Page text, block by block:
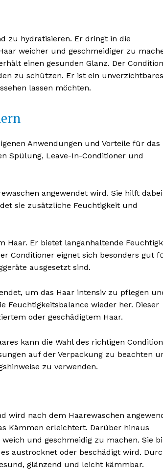
zu hydratisieren. Er dringt in die
weicher und geschmeidiger zu
einen gesunden Glanz. Der
zu schützen. Er ist ein unverzichtbares
lassen möchten.
Anwendungen und Vorteile für das
Spülung, Leave-In-Conditioner und
angewendet wird. Sie hilft
sie zusätzliche Feuchtigkeit und
Haar. Er bietet langanhaltende
Conditioner eignet sich besonders gut
ausgesetzt sind.
um das Haar intensiv zu pflegen
wieder her. Dieser
oder geschädigtem Haar.
kann die Wahl des richtigen
auf der Verpackung zu beachten
zu verwenden.
wird nach dem Haarewaschen
Kämmen erleichtert. Darüber hinaus
und geschmeidig zu machen. Sie
austrocknet oder beschädigt wird.
glänzend und leicht kämmbar.